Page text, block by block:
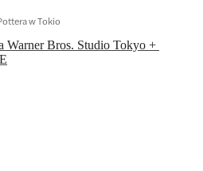
Warner Bros. Studio Tokyo +
w Tokio